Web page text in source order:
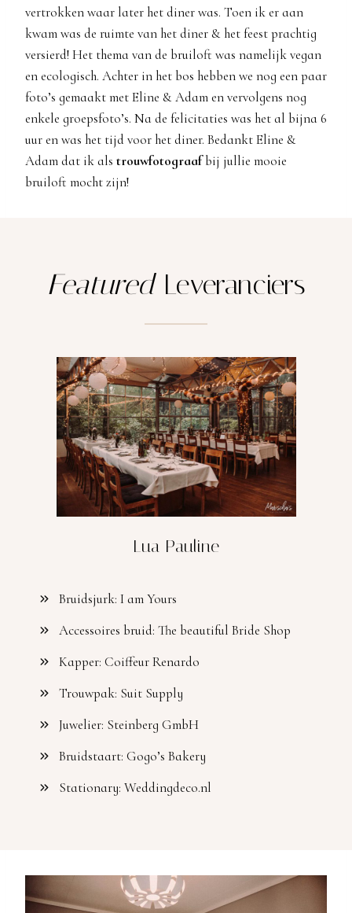
vertrokken waar later het diner was. Toen ik er aan
kwam was de ruimte van het diner & het feest prachtig
versierd! Het thema van de bruiloft was namelijk vegan
en ecologisch. Achter in het bos hebben we nog een paar
foto’s gemaakt met Eline & Adam en vervolgens nog
enkele groepsfoto’s. Na de felicitaties was het al bijna 6
uur en was het tijd voor het diner. Bedankt Eline &
Adam dat ik als trouwfotograafbij jullie mooie
bruiloft mocht zijn!
FeaturedLeveranciers
Lua Pauline
Bruidsjurk: I am Yours
Accessoires bruid: The beautiful Bride Shop
Kapper: Coiffeur Renardo
Trouwpak: Suit Supply
Juwelier: Steinberg GmbH
Bruidstaart: Gogo’s Bakery
Stationary: Weddingdeco.nl